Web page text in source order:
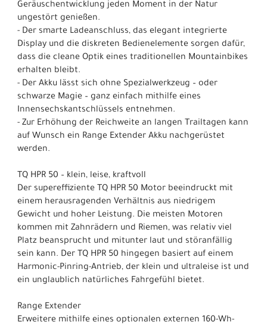
Geräuschentwicklung jeden Moment in der Natur
ungestört genießen.
- Der smarte Ladeanschluss, das elegant integrierte
Display und die diskreten Bedienelemente sorgen dafür,
dass die cleane Optik eines traditionellen Mountainbikes
erhalten bleibt.
- Der Akku lässt sich ohne Spezialwerkzeug – oder
schwarze Magie – ganz einfach mithilfe eines
Innensechskantschlüssels entnehmen.
- Zur Erhöhung der Reichweite an langen Trailtagen kann
auf Wunsch ein Range Extender Akku nachgerüstet
werden.
TQ HPR 50 – klein, leise, kraftvoll
Der supereffiziente TQ HPR 50 Motor beeindruckt mit
einem herausragenden Verhältnis aus niedrigem
Gewicht und hoher Leistung. Die meisten Motoren
kommen mit Zahnrädern und Riemen, was relativ viel
Platz beansprucht und mitunter laut und störanfällig
sein kann. Der TQ HPR 50 hingegen basiert auf einem
Harmonic-Pinring-Antrieb, der klein und ultraleise ist und
ein unglaublich natürliches Fahrgefühl bietet.
Range Extender
Erweitere mithilfe eines optionalen externen 160-Wh-